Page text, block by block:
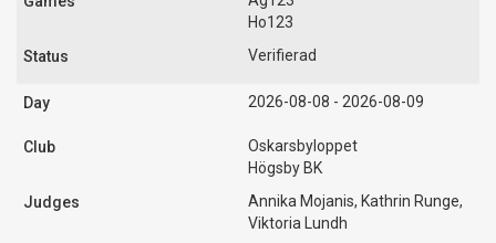
Ho123
Verifierad
2026-08-08 - 2026-08-09
Oskarsbyloppet
Högsby BK
Annika Mojanis, Kathrin Runge,
Viktoria Lundh